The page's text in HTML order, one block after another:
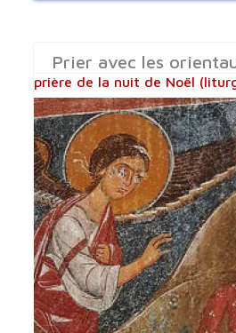
Prier avec les
prière de la nuit de Noël